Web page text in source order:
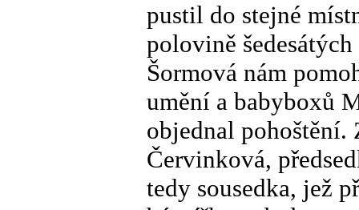
pustil do stejné
polovině
Šormová nám
umění a babyboxů
objednal pohoštění.
Červinková,
tedy sousedka, jež